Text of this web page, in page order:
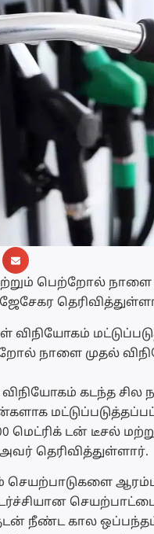
பெற்றோல் நாளை
விநியோகம்
நாளை முதல்
கடந்த சில
மெட்ரிக் டன் டீசல்
தெரிவித்துள்ளார்.
செயற்பாட்டை
நீண்ட கால